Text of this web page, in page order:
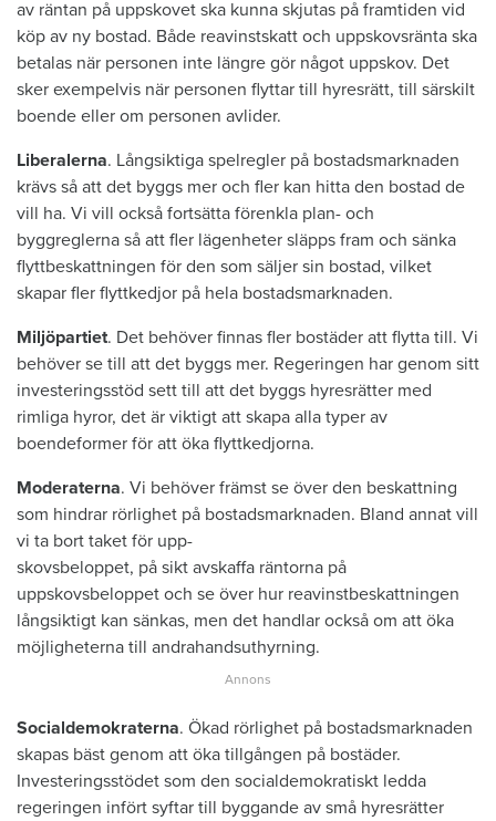
av räntan på uppskovet ska kunna skjutas på framtiden vid
köp av ny bostad. Både reavinstskatt och uppskovsränta ska
betalas när personen inte längre gör något uppskov. Det
sker exempelvis när personen flyttar till hyresrätt, till särskilt
boende eller om personen avlider.
Liberalerna. Långsiktiga spelregler på bostadsmarknaden
krävs så att det byggs mer och fler kan hitta den bostad de
vill ha. Vi vill också fortsätta förenkla plan- och
byggreglerna så att fler lägenheter släpps fram och sänka
flyttbeskattningen för den som säljer sin bostad, vilket
skapar fler flyttkedjor på hela bostadsmarknaden.
Miljöpartiet. Det behöver finnas fler bostäder att flytta till. Vi
behöver se till att det byggs mer. Regeringen har genom sitt
investeringsstöd sett till att det byggs hyresrätter med
rimliga hyror, det är viktigt att skapa alla typer av
boendeformer för att öka flyttkedjorna.
Moderaterna. Vi behöver främst se över den beskattning
som hindrar rörlighet på bostadsmarknaden. Bland annat vill
vi ta bort taket för upp-
skovsbeloppet, på sikt avskaffa räntorna på
uppskovsbeloppet och se över hur reavinstbeskattningen
långsiktigt kan sänkas, men det handlar också om att öka
möjligheterna till andrahandsuthyrning.
Socialdemokraterna. Ökad rörlighet på bostadsmarknaden
skapas bäst genom att öka tillgången på bostäder.
Investeringsstödet som den socialdemokratiskt ledda
regeringen infört syftar till byggande av små hyresrätter